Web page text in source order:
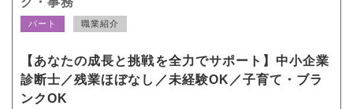
パート 職業紹介
【あなたの成長と挑戦を全力でサポート】中小企業
診断士／残業ほぼなし／未経験OK／子育て・ブラ
ンクOK